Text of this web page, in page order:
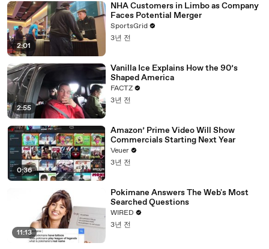
2:01
NHA Customers in Limbo as Company
Faces Potential Merger
SportsGrid
3년 전
2:55
Vanilla Ice Explains How the 90’s
Shaped America
FACTZ
3년 전
0:36
Amazon’ Prime Video Will Show
Commercials Starting Next Year
Veuer
3년 전
11:13
Pokimane Answers The Web's Most
Searched Questions
WIRED
3년 전